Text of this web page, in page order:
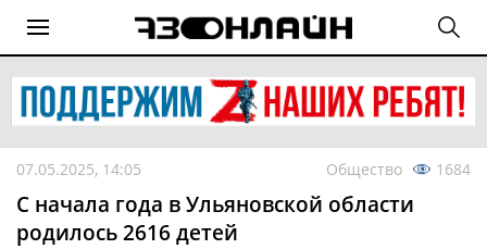
07.05.2025, 14:05 Общество 1684
С начала года в Ульяновской области
родилось 2616 детей